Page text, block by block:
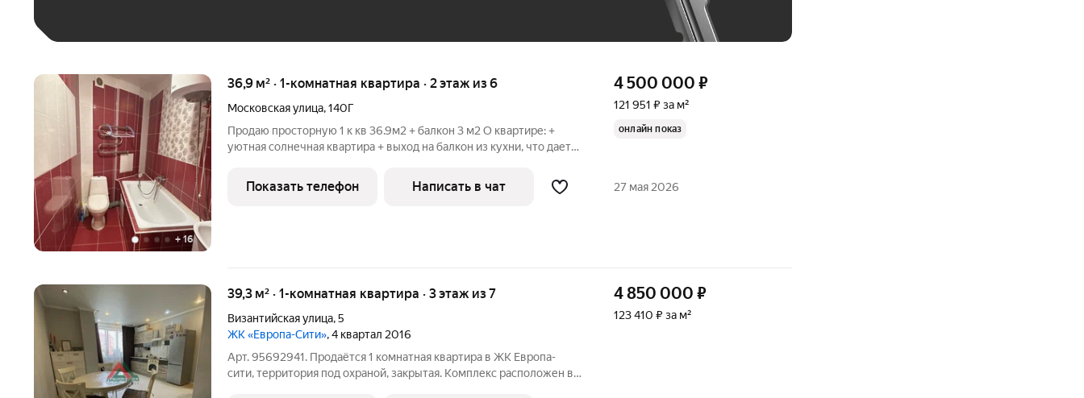
+ 16
36,9 м² · 1-комнатная квартира · 2 этаж из 6
Московская улица,140Г
Продаю просторную 1 к кв 36.9м2 + балкон 3 м2 О квартире: +
уютная солнечная квартира + выход на балкон из кухни, что дает
использовать балкон, как зону хранения + 2 вместительных
шкафа-купе
4 500 000 ₽
121 951 ₽ за м²
онлайн показ
Показать телефон Написать в чат 27 мая 2026
39,3 м² · 1-комнатная квартира · 3 этаж из 7
Византийская улица,5
ЖК «Европа-Сити», 4 квартал 2016
Арт. 95692941. Продаётся 1 комнатная квартира в ЖК Европа-
сити, территория под охраной, закрытая. Комплекс расположен в
4 850 000 ₽
123 410 ₽ за м²